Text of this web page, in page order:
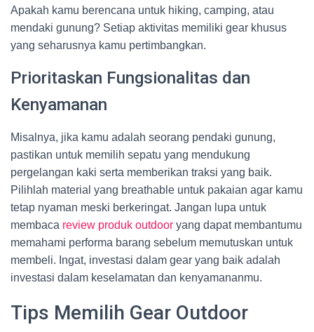
Apakah kamu berencana untuk hiking, camping, atau
mendaki gunung? Setiap aktivitas memiliki gear khusus
yang seharusnya kamu pertimbangkan.
Prioritaskan Fungsionalitas dan
Kenyamanan
Misalnya, jika kamu adalah seorang pendaki gunung,
pastikan untuk memilih sepatu yang mendukung
pergelangan kaki serta memberikan traksi yang baik.
Pilihlah material yang breathable untuk pakaian agar kamu
tetap nyaman meski berkeringat. Jangan lupa untuk
membaca review produk outdoor yang dapat membantumu
memahami performa barang sebelum memutuskan untuk
membeli. Ingat, investasi dalam gear yang baik adalah
investasi dalam keselamatan dan kenyamananmu.
Tips Memilih Gear Outdoor